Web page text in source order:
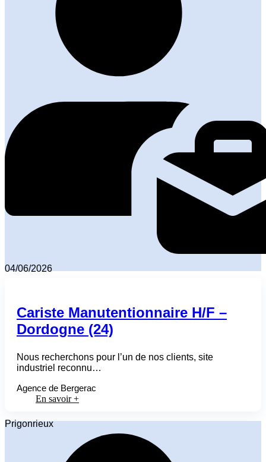
04/06/2026
Cariste Manutentionnaire H/F –
Dordogne (24)
Nous recherchons pour l’un de nos clients, site
industriel reconnu…
Agence de Bergerac
En savoir +
Prigonrieux